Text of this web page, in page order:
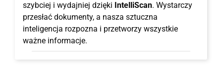
szybciej i wydajniej dzięki IntelliScan. Wystarczy
przesłać dokumenty, a nasza sztuczna
inteligencja rozpozna i przetworzy wszystkie
ważne informacje.